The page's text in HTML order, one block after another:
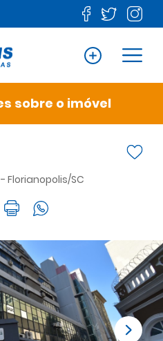
sobre o imóvel
Florianopolis/SC